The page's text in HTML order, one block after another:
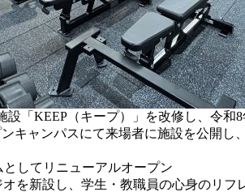
「KEEP（キープ）」を改修し、令
キャンパスにて来場者に施設を公開し
してリニューアルオープン
を新設し、学生・教職員の心身のリフ